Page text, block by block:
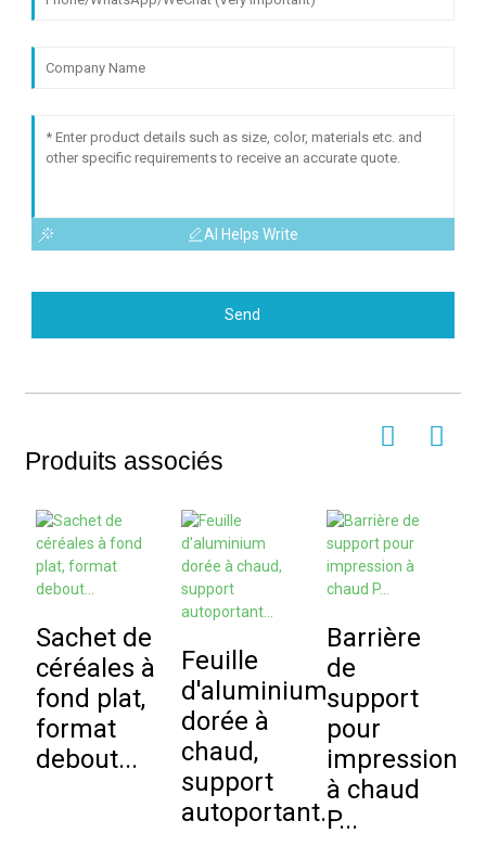
AI Helps Write
Send
Produits associés
Sachet de
céréales à
fond plat,
format
debout...
Feuille
d'aluminium
dorée à
chaud,
support
autoportant...
Barrière
de
support
pour
impression
à chaud
P...